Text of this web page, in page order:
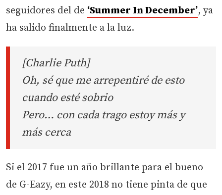
seguidores del de ‘Summer In December’, ya
ha salido finalmente a la luz.
[Charlie Puth]
Oh, sé que me arrepentiré de esto
cuando esté sobrio
Pero… con cada trago estoy más y
más cerca
Si el 2017 fue un año brillante para el bueno
de G-Eazy, en este 2018 no tiene pinta de que